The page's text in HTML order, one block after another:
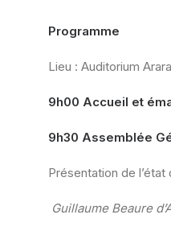
Programme
Lieu : Auditorium
9h00 Accueil et
9h30 Assemblée
Présentation de
Guillaume Beaure